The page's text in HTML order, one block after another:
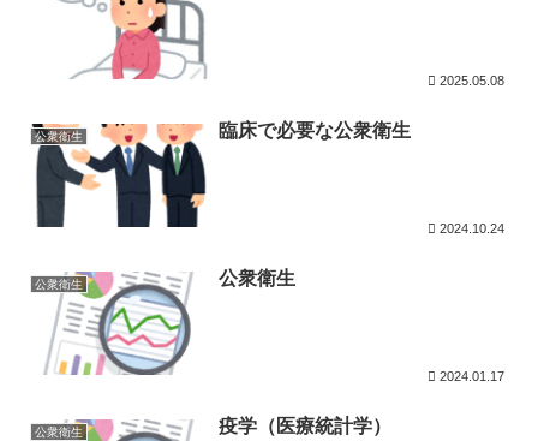
2025.05.08
公衆衛生 臨床で必要な公衆衛生
2024.10.24
公衆衛生 公衆衛生
2024.01.17
公衆衛生 疫学（医療統計学）